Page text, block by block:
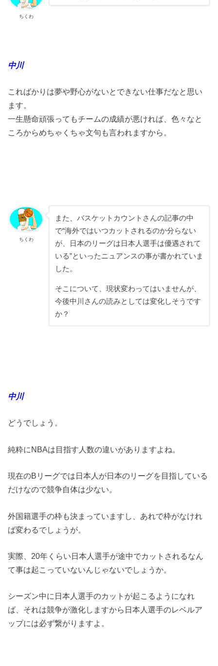
ちくわ
中川
こればかりは夢や野心がないとできない仕事だなと思い
ます。
一生懸命頑張ってもチームの成績が悪ければ、色々なと
ころからめちゃくちゃ文句も言われますから。
ちくわ
また、バスケットカウントさんの記事の中
で“海外ではいつカットされるのか分らない
が、日本のリーグは日本人選手は優遇されて
いる”といったニュアンスの事が書かれていま
した。
そこについて、現状変わってはいませんが、
今後中川さんの読みとしては変化しそうです
か？
中川
どうでしょう。
純粋にNBAは目指す人数の違いがありますよね。
現在のBリーグでは日本人が日本のリーグを目指している
だけなので競争自体は少ない。
外国籍選手の枠も決まっていますし、あれで枠がなけれ
ば変わるでしょうが。
実際、20年くらい日本人選手が途中でカットされるなん
て事は起こっていないんじゃないでしょうか。
シーズン中に日本人選手のカットが起こるようになれ
ば、それは競争が激化しますから日本人選手のレベルア
ップには必ず繋がりますよ。